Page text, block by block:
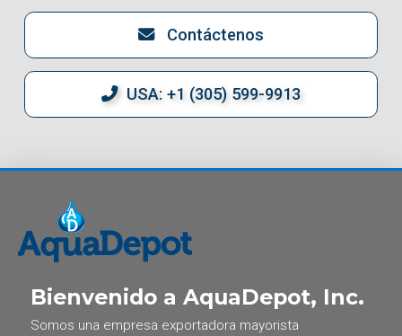
Contáctenos
USA: +1 (305) 599-9913
Bienvenido a AquaDepot, Inc.
Somos una empresa exportadora mayorista